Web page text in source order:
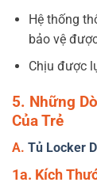
Hệ thống
bảo vệ
Chịu được
5. Những
Của Trẻ
A. Tủ Locker
1a. Kích